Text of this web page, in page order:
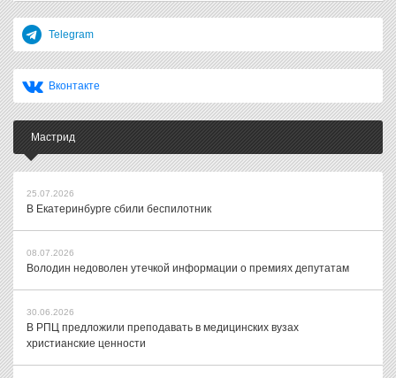
Telegram
Вконтакте
Мастрид
25.07.2026
В Екатеринбурге сбили беспилотник
08.07.2026
Володин недоволен утечкой информации о премиях депутатам
30.06.2026
В РПЦ предложили преподавать в медицинских вузах
христианские ценности